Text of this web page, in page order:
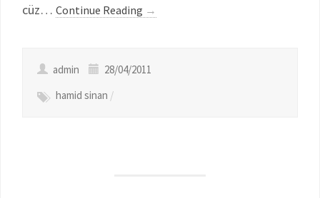
cüz… Continue Reading →
admin
28/04/2011
hamid sinan /